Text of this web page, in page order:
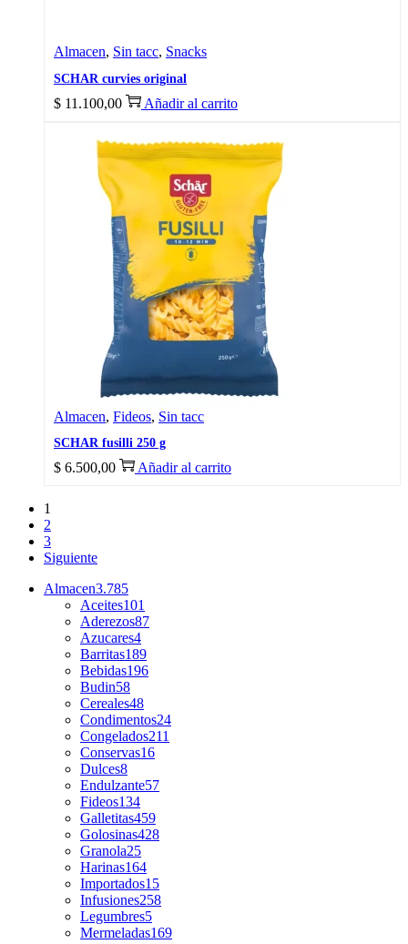
Almacen, Sin tacc, Snacks
SCHAR curvies original
$ 11.100,00 Añadir al carrito
Almacen, Fideos, Sin tacc
SCHAR fusilli 250 g
$ 6.500,00 Añadir al carrito
1
2
3
Siguiente
Almacen3.785
Aceites101
Aderezos87
Azucares4
Barritas189
Bebidas196
Budin58
Cereales48
Condimentos24
Congelados211
Conservas16
Dulces8
Endulzante57
Fideos134
Galletitas459
Golosinas428
Granola25
Harinas164
Importados15
Infusiones258
Legumbres5
Mermeladas169